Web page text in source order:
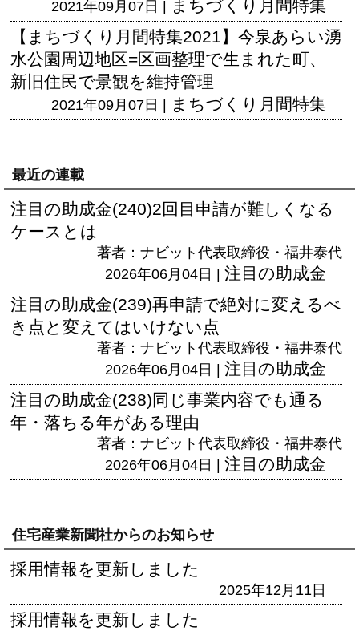
2021年09月07日 | まちづくり月間特集
【まちづくり月間特集2021】今泉あらい湧
水公園周辺地区=区画整理で生まれた町、
新旧住民で景観を維持管理
2021年09月07日 | まちづくり月間特集
最近の連載
注目の助成金(240)2回目申請が難しくなる
ケースとは
著者：ナビット代表取締役・福井泰代
2026年06月04日 | 注目の助成金
注目の助成金(239)再申請で絶対に変えるべ
き点と変えてはいけない点
著者：ナビット代表取締役・福井泰代
2026年06月04日 | 注目の助成金
注目の助成金(238)同じ事業内容でも通る
年・落ちる年がある理由
著者：ナビット代表取締役・福井泰代
2026年06月04日 | 注目の助成金
住宅産業新聞社からのお知らせ
採用情報を更新しました
2025年12月11日
採用情報を更新しました